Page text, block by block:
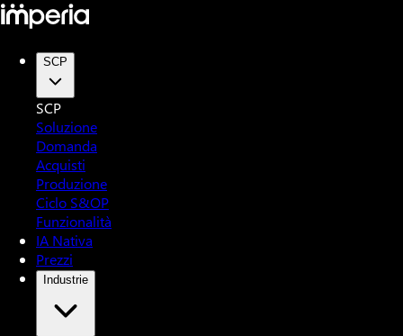
SCP
SCP
Soluzione
Domanda
Acquisti
Produzione
Ciclo S&OP
Funzionalità
IA Nativa
Prezzi
Industrie